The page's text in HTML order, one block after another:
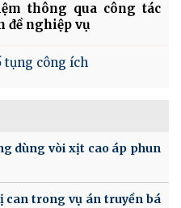
thông qua công tác
đề nghiệp vụ
tụng công ích
dùng vòi xịt cao áp phun
can trong vụ án truyền bá